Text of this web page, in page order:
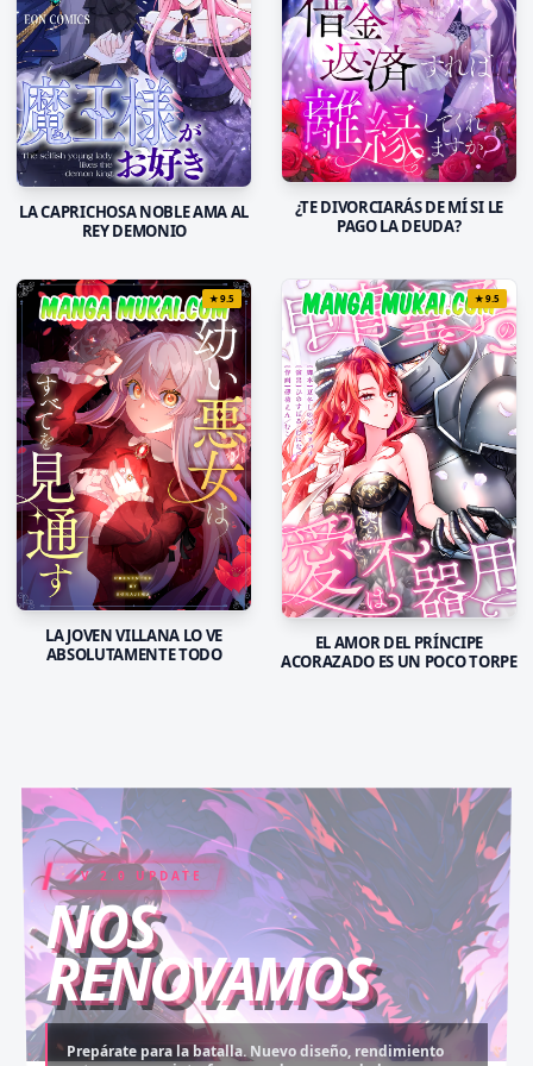
LA CAPRICHOSA NOBLE AMA AL
REY DEMONIO
¿TE DIVORCIARÁS DE MÍ SI LE
PAGO LA DEUDA?
★9.5
LA JOVEN VILLANA LO VE
ABSOLUTAMENTE TODO
★9.5
EL AMOR DEL PRÍNCIPE
ACORAZADO ES UN POCO TORPE
V 2.0 UPDATE
NOS
RENOVAMOS
Prepárate para la batalla. Nuevo diseño, rendimiento
COIN RUSH
ELITE PASS